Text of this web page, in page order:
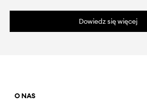
Dowiedz się więcej
O NAS